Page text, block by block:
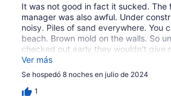
It was not good in fact it sucked. The
manager was also awful. Under
noisy. Piles of sand everywhere. You
beach. Brown mold on the walls. So
checked out early they wouldn't give
back. Hotels you would not refund my
suck also will never do business with
nothing. You ruined my holiday.😡
Ver más
Se hospedó 8 noches en julio de 2024
1